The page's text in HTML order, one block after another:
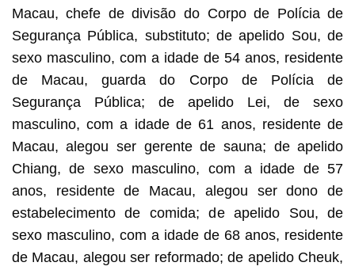
Macau, chefe de divisão do Corpo de Polícia de
Segurança Pública, substituto; de apelido Sou, de
sexo masculino, com a idade de 54 anos, residente
de Macau, guarda do Corpo de Polícia de
Segurança Pública; de apelido Lei, de sexo
masculino, com a idade de 61 anos, residente de
Macau, alegou ser gerente de sauna; de apelido
Chiang, de sexo masculino, com a idade de 57
anos, residente de Macau, alegou ser dono de
estabelecimento de comida; de apelido Sou, de
sexo masculino, com a idade de 68 anos, residente
de Macau, alegou ser reformado; de apelido Cheuk,